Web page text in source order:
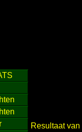
Resultaat